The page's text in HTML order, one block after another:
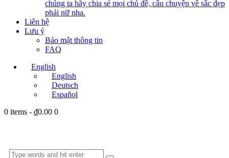
chúng ta hãy chia sẻ mọi chủ đề, câu chuyện về sắc đẹp
phái nữ nha.
Liên hệ
Lưu ý
Bảo mật thông tin
FAQ
English
English
Deutsch
Español
0 items - ₫0.00 0